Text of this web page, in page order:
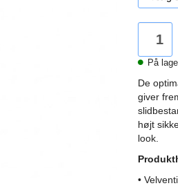
På
De
giver
højt
look.
•